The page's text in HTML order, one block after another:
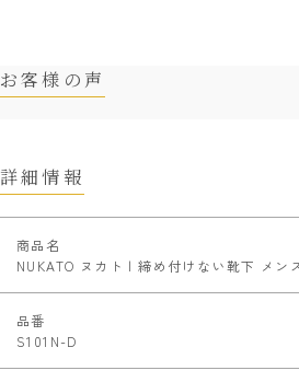
お客様の声
詳細情報
商品名
NUKATO ヌカト | 締め付けない靴下 メン
品番
S101N-D